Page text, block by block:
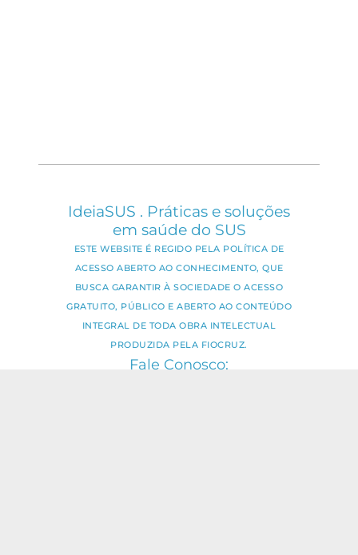
IdeiaSUS . Práticas e soluções
em saúde do SUS
ESTE WEBSITE É REGIDO PELA POLÍTICA DE
ACESSO ABERTO AO CONHECIMENTO, QUE
BUSCA GARANTIR À SOCIEDADE O ACESSO
GRATUITO, PÚBLICO E ABERTO AO CONTEÚDO
INTEGRAL DE TODA OBRA INTELECTUAL
PRODUZIDA PELA FIOCRUZ.
Fale Conosco: